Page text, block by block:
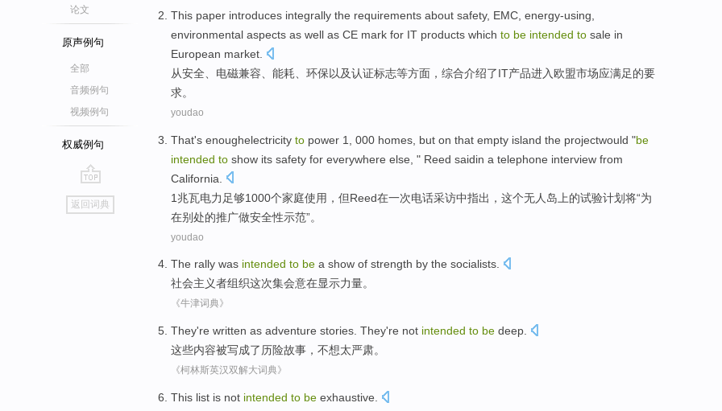
论文
原声例句
全部
音频例句
视频例句
权威例句
go
top
返回词典
This paper introduces integrally the requirements about safety, EMC energy-using
environmental aspects as well as CE mark for IT products which to be intended to sale in
European market
从安全 电磁兼容 能耗 环保以及认证标志等方面 ，综合介绍了IT产品进入欧盟市场应满足的要
求。
youdao
That's enoughelectricity to power 1 , 000 homes but on that empty island the projectwould "be
intended to show its safety for everywhere else, " Reed saidin a telephone interview from
California.
1兆瓦电力 足够1000个家庭使用， 但Reed在一次电话采访中指出， 这个无人 岛上的试验计划将“为
在别处的推广做安全性示范”。
youdao
The rally was intended to be a show of strength by the socialists.
社会主义者组织这次集会意在显示力量。
《牛津词典》
They're written as adventure stories . They're not intended to be deep.
这些内容被写成了 历险故事 ，不想太严肃。
《柯林斯英汉双解大词典》
This list is not intended to be exhaustive